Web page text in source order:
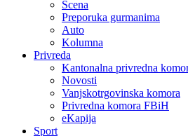
Scena
Preporuka gurmanima
Auto
Kolumna
Privreda
Kantonalna privredna
Novosti
Vanjskotrgovinska komora
Privredna komora FBiH
eKapija
Sport